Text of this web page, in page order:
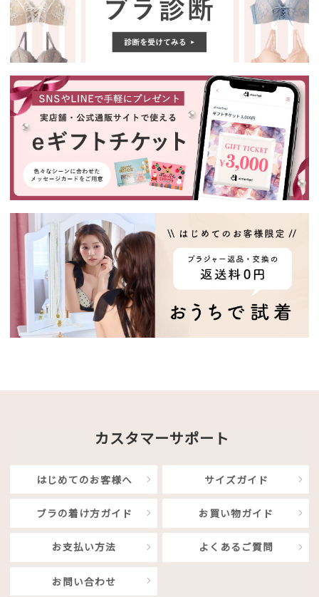
カスタマーサポート
はじめてのお客様へ サイズガイド
ブラの着け方ガイド お買い物ガイド
お支払い方法 よくあるご質問
お問い合わせ